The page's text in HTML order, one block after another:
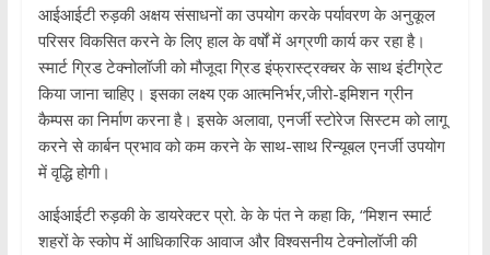
आईआईटी रुड़की अक्षय संसाधनों का उपयोग करके पर्यावरण के अनुकूल
परिसर विकसित करने के लिए हाल के वर्षों में अग्रणी कार्य कर रहा है।
स्मार्ट ग्रिड टेक्नोलॉजी को मौजूदा ग्रिड इंफ्रास्ट्रक्चर के साथ इंटीग्रेट
किया जाना चाहिए। इसका लक्ष्य एक आत्मनिर्भर,जीरो-इमिशन ग्रीन
कैम्पस का निर्माण करना है। इसके अलावा, एनर्जी स्टोरेज सिस्टम को लागू
करने से कार्बन प्रभाव को कम करने के साथ-साथ रिन्यूबल एनर्जी उपयोग
में वृद्धि होगी।
आईआईटी रुड़की के डायरेक्टर प्रो. के के पंत ने कहा कि, “मिशन स्मार्ट
शहरों के स्कोप में आधिकारिक आवाज और विश्वसनीय टेक्नोलॉजी की